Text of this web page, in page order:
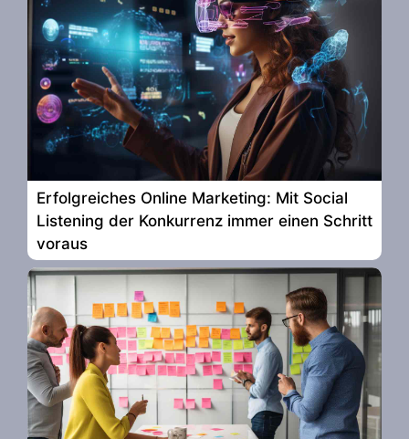
Erfolgreiches Online Marketing: Mit Social
Listening der Konkurrenz immer einen Schritt
voraus